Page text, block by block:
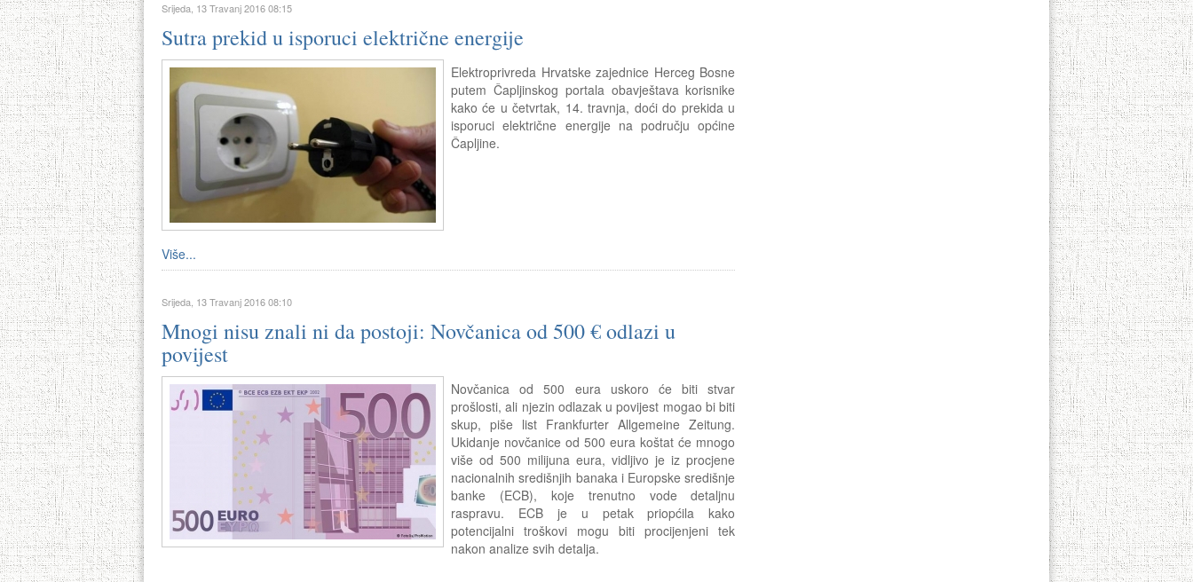
Srijeda, 13 Travanj 2016 08:15
Sutra prekid u isporuci električne energije
Elektroprivreda Hrvatske zajednice Herceg Bosne
putem Čapljinskog portala obavještava korisnike
kako će u četvrtak, 14. travnja, doći do prekida u
isporuci električne energije na području općine
Čapljine.
Više...
Srijeda, 13 Travanj 2016 08:10
Mnogi nisu znali ni da postoji: Novčanica od 500 € odlazi u
povijest
Novčanica od 500 eura uskoro će biti stvar
prošlosti, ali njezin odlazak u povijest mogao bi biti
skup, piše list Frankfurter Allgemeine Zeitung.
Ukidanje novčanice od 500 eura koštat će mnogo
više od 500 milijuna eura, vidljivo je iz procjene
nacionalnih središnjih banaka i Europske središnje
banke (ECB), koje trenutno vode detaljnu
raspravu. ECB je u petak priopćila kako
potencijalni troškovi mogu biti procijenjeni tek
nakon analize svih detalja.